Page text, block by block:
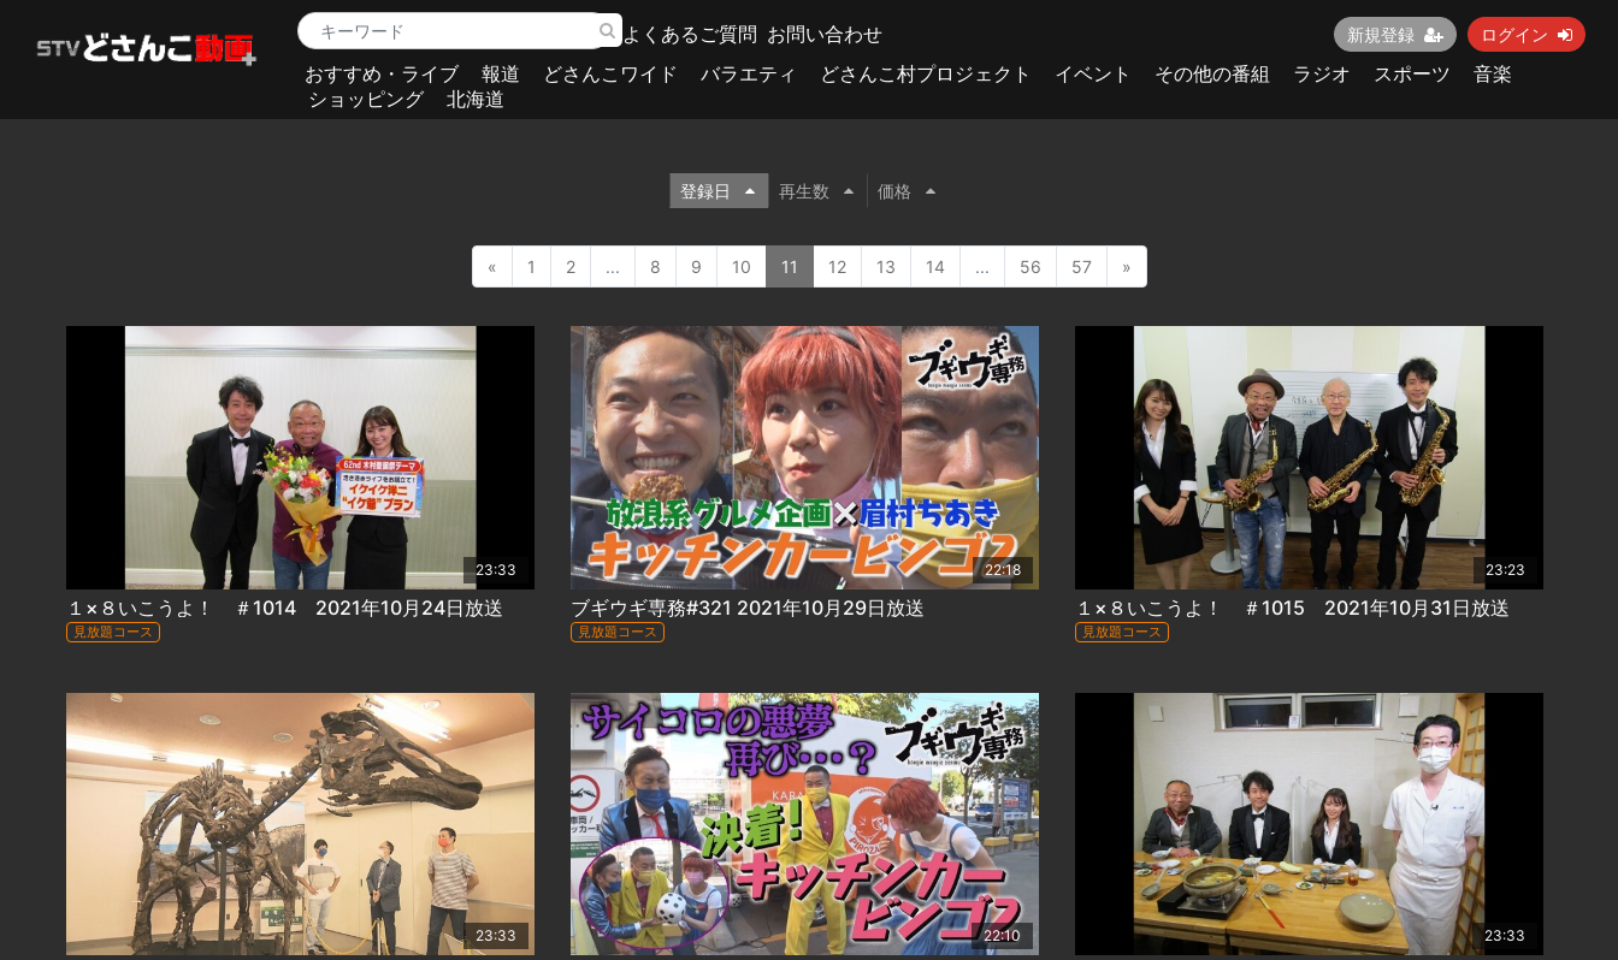
よくあるご質問 お問い合わせ 新規登録 ログイン
おすすめ・ライブ 報道 どさんこワイド バラエティ どさんこ村プロジェクト イベント その他の番組 ラジオ スポーツ
音楽
ショッピング
北海道
登録日 再生数 価格
« 1 2 ... 8 9 10 11 12 13 14 ... 56 57 »
23:33
１×８いこうよ！ ＃1014 2021年10月24日放送
見放題コース
22:18
ブギウギ専務#321 2021年10月29日放送
見放題コース
23:23
１×８いこうよ！ ＃1015 2021年10月31日放送
見放題コース
23:33 22:10 23:33